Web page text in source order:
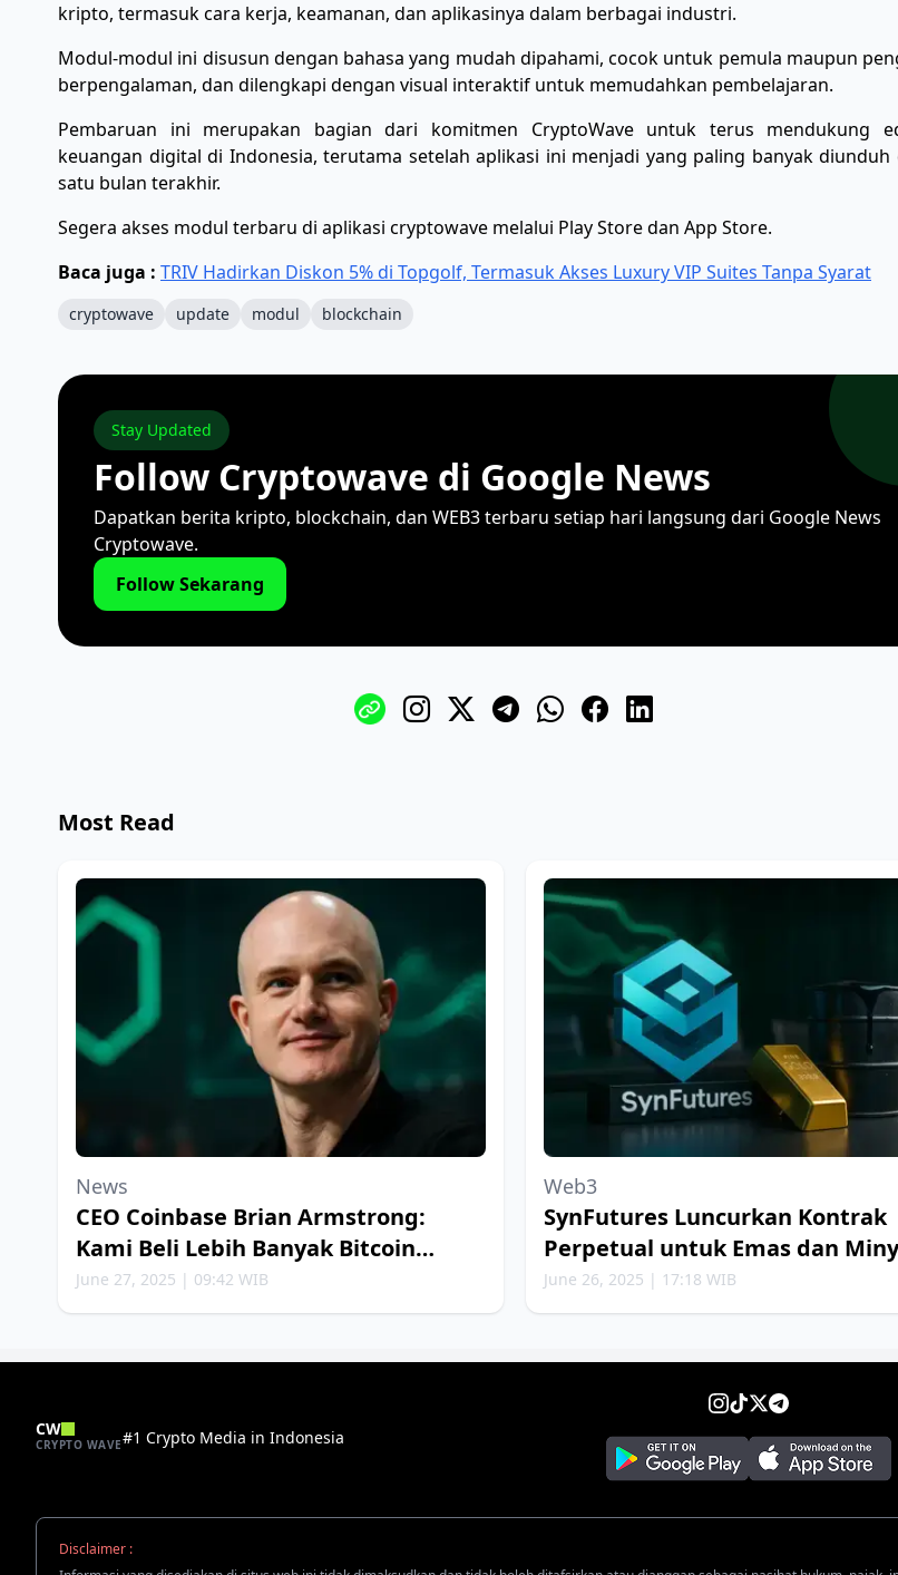
kripto, termasuk cara kerja, keamanan, dan aplikasinya dalam berbagai industri.
Modul-modul ini disusun dengan bahasa yang mudah dipahami, cocok untuk pemula maupun
berpengalaman, dan dilengkapi dengan visual interaktif untuk memudahkan pembelajaran.
Pembaruan ini merupakan bagian dari komitmen CryptoWave untuk terus mendukung
keuangan digital di Indonesia, terutama setelah aplikasi ini menjadi yang paling banyak diunduh
satu bulan terakhir.
Segera akses modul terbaru di aplikasi cryptowave melalui Play Store dan App Store.
Baca juga : TRIV Hadirkan Diskon 5% di Topgolf, Termasuk Akses Luxury VIP Suites Tanpa Syarat
cryptowave update modul blockchain
Stay Updated
Follow Cryptowave di Google News
Dapatkan berita kripto, blockchain, dan WEB3 terbaru setiap hari langsung dari Google News
Cryptowave.
Follow Sekarang
Most Read
News
CEO Coinbase Brian Armstrong:
Kami Beli Lebih Banyak Bitcoin
Setiap Minggu
June 27, 2025 | 09:42 WIB
Web3
SynFutures Luncurkan Kontrak
Perpetual untuk Emas dan
Bumi
June 26, 2025 | 17:18 WIB
CW
CRYPTO WAVE#1 Crypto Media in Indonesia
Disclaimer :